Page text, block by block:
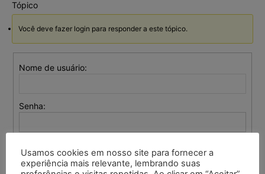
Tópico
Você deve fazer login para responder a este tópico.
Nome de usuário:
Senha:
Mantenha-me
autenticado
Usamos cookies em nosso site para fornecer a
experiência mais relevante, lembrando suas